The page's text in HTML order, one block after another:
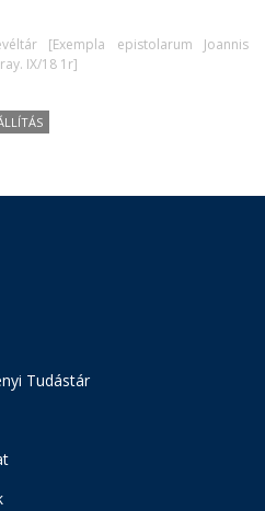
[Exempla epistolarum Joannis
IX/18 1r]
Tudástár